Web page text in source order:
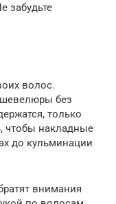
забудьте
волос.
без
только
чтобы накладные
до кульминации
внимания